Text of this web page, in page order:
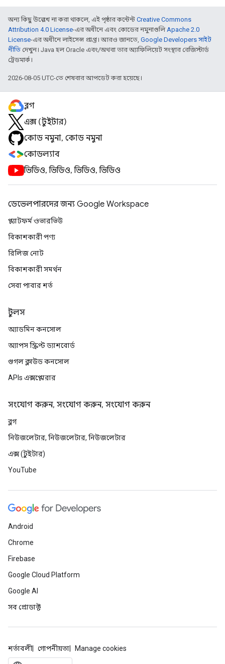
অন্য কিছু উল্লেখ না করা থাকলে, এই পৃষ্ঠার কন্টেন্ট Creative Commons
Attribution 4.0 License-এর অধীনে এবং কোডের নমুনাগুলিApache 2.0
License-এর অধীনে লাইসেন্স প্রাপ্ত। আরও জানতে, Google Developers সাইট
নীতি দেখুন। Java হল Oracle এবং/অথবা তার অ্যাফিলিয়েট সংস্থার রেজিস্টার্ড
ট্রেডমার্ক।
2026-08-05 UTC-তে শেষবার আপডেট করা হয়েছে।
ব্লগ
এক্স (টুইটার)
কোড নমুনা, কোড নমুনা
কোডল্যাব
ভিডিও, ভিডিও, ভিডিও, ভিডিও
ডেভেলপারদের জন্য Google Workspace
প্ল্যাটফর্ম ওভারভিউ
বিকাশকারী পণ্য
রিলিজ নোট
বিকাশকারী সমর্থন
সেবা পাবার শর্ত
টুলস
অ্যাডমিন কনসোল
অ্যাপস স্ক্রিপ্ট ড্যাশবোর্ড
গুগল ক্লাউড কনসোল
APIs এক্সপ্লোরার
সংযোগ করুন, সংযোগ করুন, সংযোগ করুন
ব্লগ
নিউজলেটার, নিউজলেটার, নিউজলেটার
এক্স (টুইটার)
YouTube
Android
Chrome
Firebase
Google Cloud Platform
Google AI
সব প্রোডাক্ট
শর্তাবলী গোপনীয়তা Manage cookies